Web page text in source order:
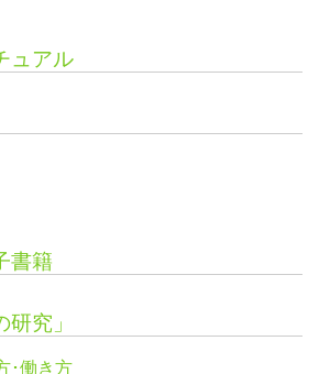
ュアル
書籍
究」
･働き方